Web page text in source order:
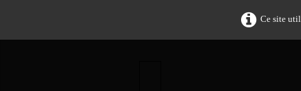
Ce site